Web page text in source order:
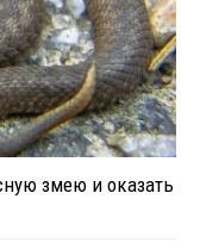
змею и оказать